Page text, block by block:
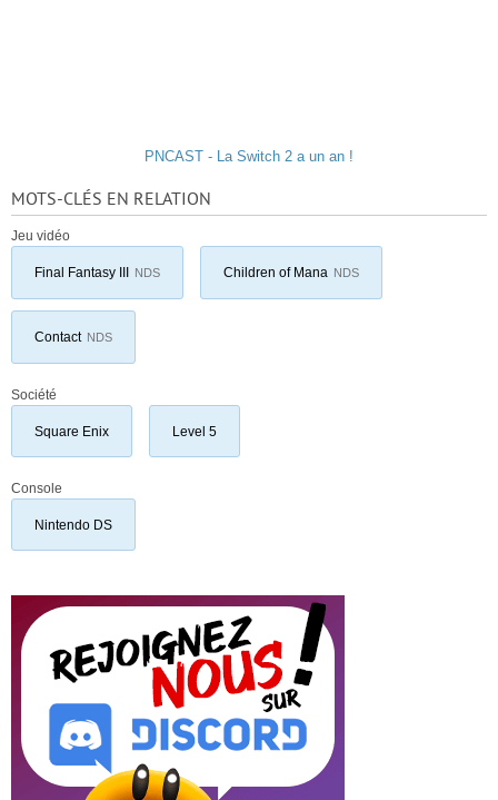
PNCAST - La Switch 2 a un an !
MOTS-CLÉS EN RELATION
Jeu vidéo
Final Fantasy III NDS Children of Mana NDS
Contact NDS
Société
Square Enix Level 5
Console
Nintendo DS